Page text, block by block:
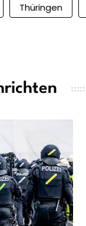
Thüringen